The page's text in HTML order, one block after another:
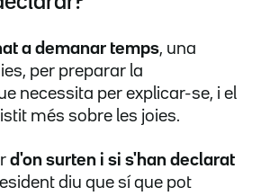
a demanar temps, una
per preparar la
necessita per explicar-se, i el
més sobre les joies.
d'on surten i si s'han declarat
diu que sí que pot